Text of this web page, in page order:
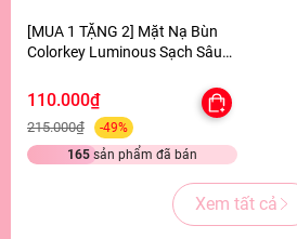
[MUA 1 TẶNG 2] Mặt Nạ Bùn
Colorkey Luminous Sạch Sâu
Mịn Purifying Clay Mask -
TẶNG SET SAMPLE 2 GEL TẮM
110.000₫
215.000₫
-49%
165 sản phẩm đã bán
Xem tất cả